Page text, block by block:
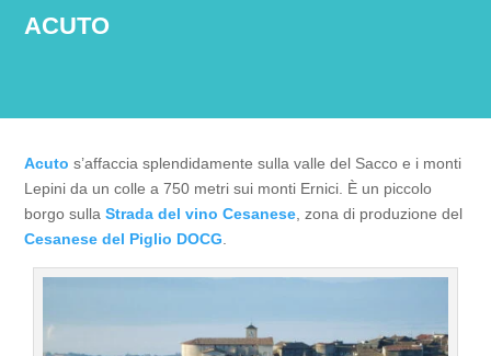
ACUTO
Acuto s’affaccia splendidamente sulla valle del Sacco e i monti
Lepini da un colle a 750 metri sui monti Ernici. È un piccolo
borgo sullaStrada del vino Cesanese , zona di produzione del
Cesanese del Piglio DOCG